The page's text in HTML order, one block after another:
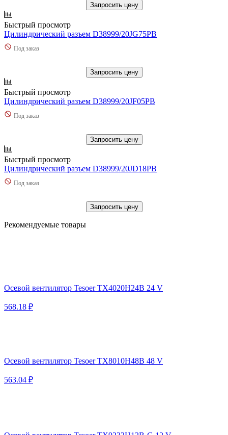
Запросить цену
Быстрый просмотр
Цилиндрический разъем D38999/20JG75PB
Под заказ
Запросить цену
Быстрый просмотр
Цилиндрический разъем D38999/20JF05PB
Под заказ
Запросить цену
Быстрый просмотр
Цилиндрический разъем D38999/20JD18PB
Под заказ
Запросить цену
Рекомендуемые товары
Осевой вентилятор Tesoer TX4020H24B 24 V
568.18 ₽
Осевой вентилятор Tesoer TX8010H48B 48 V
563.04 ₽